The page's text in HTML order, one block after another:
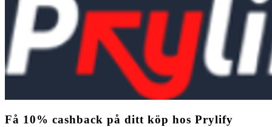
Få 10% cashback på ditt köp hos Prylify